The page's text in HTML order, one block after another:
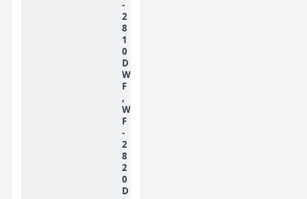
-
2
8
1
0
D
W
F
,
W
F
-
2
8
2
0
D